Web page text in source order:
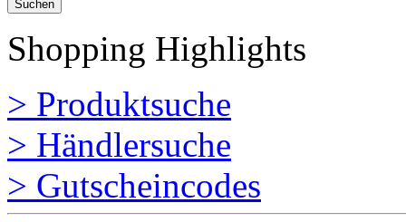
Shopping Highlights
> Produktsuche
> Händlersuche
> Gutscheincodes